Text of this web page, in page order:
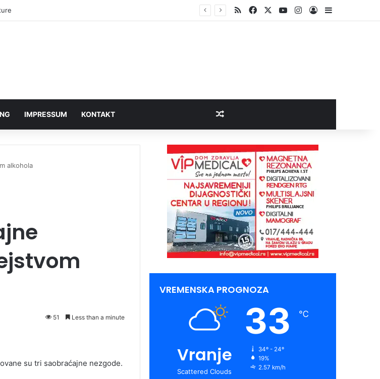
za sport: „Vranjski sport na ivici kolapsa“ RSSFacebookYouTubeInstagram
Log InSidebar
IMPRESSUM KONTAKT Random Article
alkohola
51 Less than a minute
su tri saobraćajne nezgode.
VREMENSKA PROGNOZA
Vranje
Scattered Clouds
33 ℃
34º - 24º
19%
2.57 km/h